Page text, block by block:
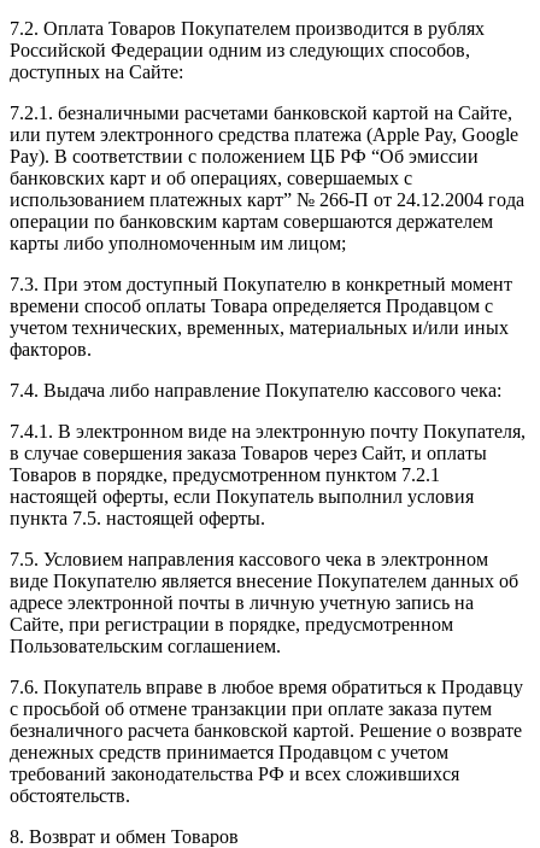
7.2. Оплата Товаров Покупателем производится в рублях
Российской Федерации одним из следующих способов,
доступных на Сайте:
7.2.1. безналичными расчетами банковской картой на Сайте,
или путем электронного средства платежа (Apple Pay, Google
Pay). В соответствии с положением ЦБ РФ “Об эмиссии
банковских карт и об операциях, совершаемых с
использованием платежных карт” № 266-П от 24.12.2004 года
операции по банковским картам совершаются держателем
карты либо уполномоченным им лицом;
7.3. При этом доступный Покупателю в конкретный момент
времени способ оплаты Товара определяется Продавцом с
учетом технических, временных, материальных и/или иных
факторов.
7.4. Выдача либо направление Покупателю кассового чека:
7.4.1. В электронном виде на электронную почту Покупателя,
в случае совершения заказа Товаров через Сайт, и оплаты
Товаров в порядке, предусмотренном пунктом 7.2.1
настоящей оферты, если Покупатель выполнил условия
пункта 7.5. настоящей оферты.
7.5. Условием направления кассового чека в электронном
виде Покупателю является внесение Покупателем данных об
адресе электронной почты в личную учетную запись на
Сайте, при регистрации в порядке, предусмотренном
Пользовательским соглашением.
7.6. Покупатель вправе в любое время обратиться к Продавцу
с просьбой об отмене транзакции при оплате заказа путем
безналичного расчета банковской картой. Решение о возврате
денежных средств принимается Продавцом с учетом
требований законодательства РФ и всех сложившихся
обстоятельств.
8. Возврат и обмен Товаров